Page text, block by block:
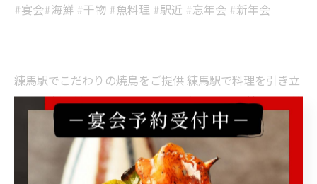
#宴会#海鮮 #干物 #魚料理 #駅近 #忘年会 #新年会
練馬駅でこだわりの焼鳥をご提供練馬駅で料理を引き立
てる日本酒練馬駅でシックな雰囲気のデート練馬駅で接
待を支えるおもてなし 練馬駅で宴会に適した場をご用意
日本酒 デート 接待 宴会